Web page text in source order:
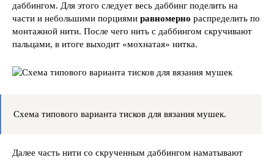
даббингом. Для этого следует весь даббинг поделить на
части и небольшими порциями равномерно распределить по
монтажной нити. После чего нить с даббингом скручивают
пальцами, в итоге выходит «мохнатая» нитка.
Схема типового варианта тисков для вязания мушек.
Далее часть нити со скрученным даббингом наматывают